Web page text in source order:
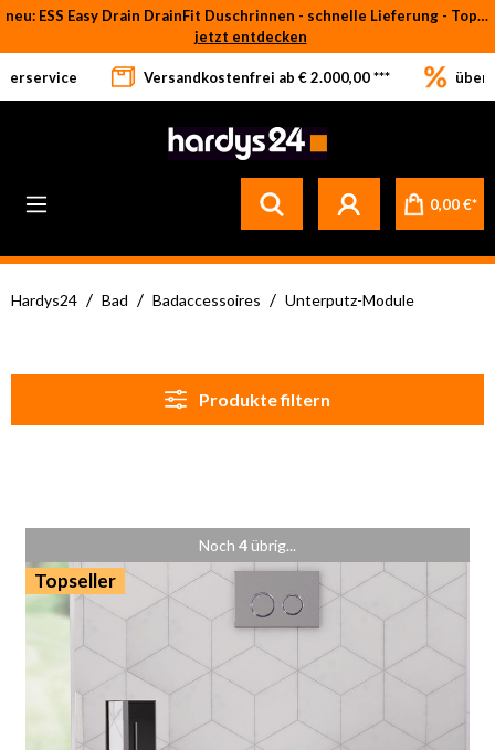
Zum Hauptinhalt springen
neu: ESS Easy Drain DrainFit Duschrinnen - schnelle Lieferung - Top-Preise
jetzt entdecken
Betrifft ausschließlich bei Bestellware-Fliesen: aufgrund der Werksferien in Italien und Spanien kommt es zu Verzögerungen bei der Verladung. Sämtliche Lagerware (sofort verfügbar) sowie alle anderen Produktgruppen versenden wir weiterhin regulär
Versandkostenfrei ab € 2.000,00 *** über
0,00 €*
Hardys24 / Bad / Badaccessoires / Unterputz-Module
Produkte filtern
Noch 4 übrig...
Topseller